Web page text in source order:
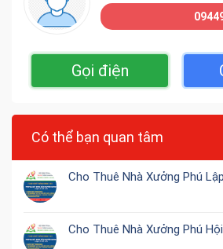
Gọi điện
Có thể bạn quan tâm
Cho Thuê Nhà Xưởng Phú Lập
Cho Thuê Nhà Xưởng Phú Hội